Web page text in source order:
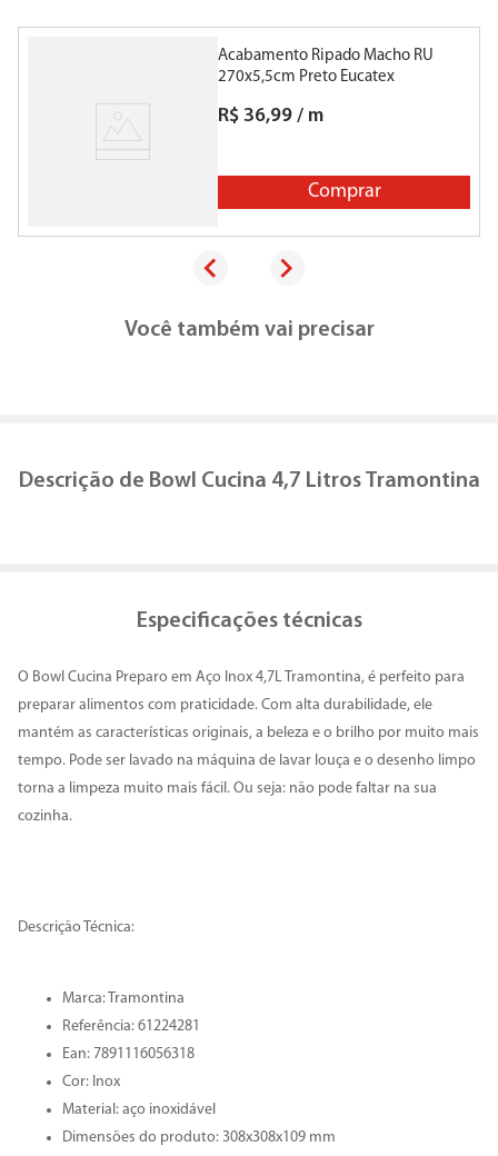
Acabamento Ripado Macho RU
270x5,5cm Preto Eucatex
R$ 36,99 / m
Comprar
Você também vai precisar
Descrição de Bowl Cucina 4,7 Litros Tramontina
Especificações técnicas
O Bowl Cucina Preparo em Aço Inox 4,7L Tramontina, é perfeito para
preparar alimentos com praticidade. Com alta durabilidade, ele
mantém as características originais, a beleza e o brilho por muito mais
tempo. Pode ser lavado na máquina de lavar louça e o desenho limpo
torna a limpeza muito mais fácil. Ou seja: não pode faltar na sua
cozinha.
Descrição Técnica:
Marca: Tramontina
Referência: 61224281
Ean: 7891116056318
Cor: Inox
Material: aço inoxidável
Dimensões do produto: 308x308x109 mm